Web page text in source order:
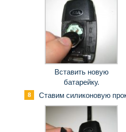
Вставить новую
батарейку.
Ставим силиконовую